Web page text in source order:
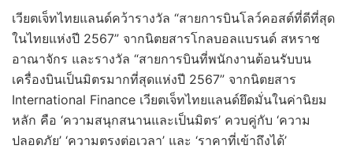
เวียตเจ็ทไทยแลนด์คว้ารางวัล “สายการบินโลว์คอสต์ที่ดีที่สุด
ในไทยแห่งปี 2567” จากนิตยสารโกลบอลแบรนด์ สหราช
อาณาจักร และรางวัล “สายการบินที่พนักงานต้อนรับบน
เครื่องบินเป็นมิตรมากที่สุดแห่งปี 2567” จากนิตยสาร
International Finance เวียตเจ็ทไทยแลนด์ยึดมั่นในค่านิยม
หลัก คือ ‘ความสนุกสนานและเป็นมิตร’ ควบคู่กับ ‘ความ
ปลอดภัย’ ‘ความตรงต่อเวลา’ และ ‘ราคาที่เข้าถึงได้’